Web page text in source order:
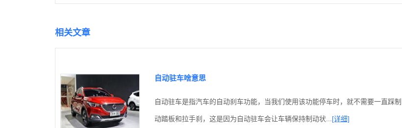
相关文章
自动驻车啥意思
自动驻车是指汽车的自动刹车功能，当我们使用该功能停车时，就不需要一直踩制
动踏板和拉手刹，这是因为自动驻车会让车辆保持制动状... [详细]